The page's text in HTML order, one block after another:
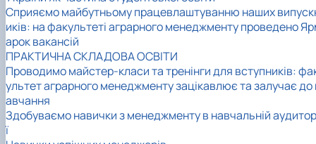
Сприяємо майбутньому працевлаштуванню наших
иків: на факультеті аграрного менеджменту проведено
арок вакансій
ПРАКТИЧНА СКЛАДОВА ОСВІТИ
Проводимо майстер-класи та тренінги для вступників:
ультет аграрного менеджменту зацікавлює та залучає до
авчання
Здобуваємо навички з менеджменту в навчальній
ї